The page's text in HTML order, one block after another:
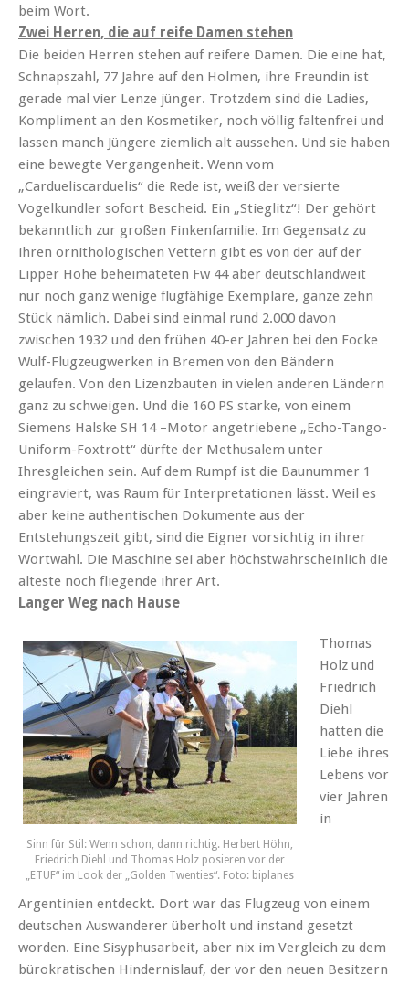
beim Wort.
Zwei Herren, die auf reife Damen stehen
Die beiden Herren stehen auf reifere Damen. Die eine hat,
Schnapszahl, 77 Jahre auf den Holmen, ihre Freundin ist
gerade mal vier Lenze jünger. Trotzdem sind die Ladies,
Kompliment an den Kosmetiker, noch völlig faltenfrei und
lassen manch Jüngere ziemlich alt aussehen. Und sie haben
eine bewegte Vergangenheit. Wenn vom
„Cardueliscarduelis“ die Rede ist, weiß der versierte
Vogelkundler sofort Bescheid. Ein „Stieglitz“! Der gehört
bekanntlich zur großen Finkenfamilie. Im Gegensatz zu
ihren ornithologischen Vettern gibt es von der auf der
Lipper Höhe beheimateten Fw 44 aber deutschlandweit
nur noch ganz wenige flugfähige Exemplare, ganze zehn
Stück nämlich. Dabei sind einmal rund 2.000 davon
zwischen 1932 und den frühen 40-er Jahren bei den Focke
Wulf-Flugzeugwerken in Bremen von den Bändern
gelaufen. Von den Lizenzbauten in vielen anderen Ländern
ganz zu schweigen. Und die 160 PS starke, von einem
Siemens Halske SH 14 –Motor angetriebene „Echo-Tango-
Uniform-Foxtrott“ dürfte der Methusalem unter
Ihresgleichen sein. Auf dem Rumpf ist die Baunummer 1
eingraviert, was Raum für Interpretationen lässt. Weil es
aber keine authentischen Dokumente aus der
Entstehungszeit gibt, sind die Eigner vorsichtig in ihrer
Wortwahl. Die Maschine sei aber höchstwahrscheinlich die
älteste noch fliegende ihrer Art.
Langer Weg nach Hause
Sinn für Stil: Wenn schon, dann richtig. Herbert Höhn,
Friedrich Diehl und Thomas Holz posieren vor der
„ETUF“ im Look der „Golden Twenties“. Foto: biplanes
Thomas
Holz und
Friedrich
Diehl
hatten die
Liebe ihres
Lebens vor
vier Jahren
in
Argentinien entdeckt. Dort war das Flugzeug von einem
deutschen Auswanderer überholt und instand gesetzt
worden. Eine Sisyphusarbeit, aber nix im Vergleich zu dem
bürokratischen Hindernislauf, der vor den neuen Besitzern